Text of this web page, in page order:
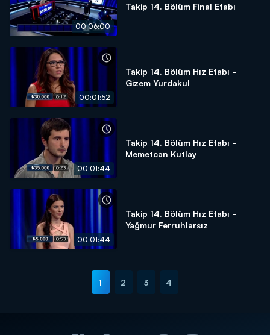
00:06:00
Takip 14. Bölüm Final Etabı
00:01:52
Takip 14. Bölüm Hız Etabı -
Gizem Yurdakul
00:01:44
Takip 14. Bölüm Hız Etabı -
Memetcan Kutlay
00:01:44
Takip 14. Bölüm Hız Etabı -
Yağmur Ferruhlarsız
1 2 3 4